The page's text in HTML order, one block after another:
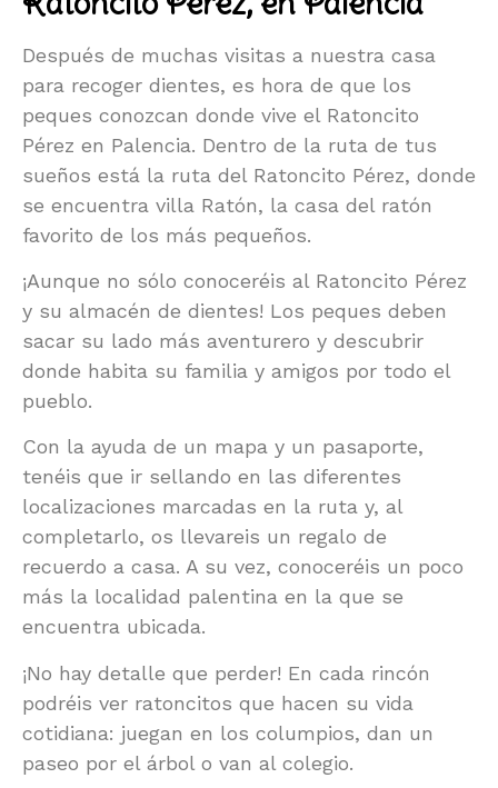
Después de muchas visitas a nuestra casa
para recoger dientes, es hora de que los
peques conozcan donde vive el Ratoncito
Pérez en Palencia. Dentro de la ruta de tus
sueños está la ruta del Ratoncito Pérez, donde
se encuentra villa Ratón, la casa del ratón
favorito de los más pequeños.
¡Aunque no sólo conoceréis al Ratoncito Pérez
y su almacén de dientes! Los peques deben
sacar su lado más aventurero y descubrir
donde habita su familia y amigos por todo el
pueblo.
Con la ayuda de un mapa y un pasaporte,
tenéis que ir sellando en las diferentes
localizaciones marcadas en la ruta y, al
completarlo, os llevareis un regalo de
recuerdo a casa. A su vez, conoceréis un poco
más la localidad palentina en la que se
encuentra ubicada.
¡No hay detalle que perder! En cada rincón
podréis ver ratoncitos que hacen su vida
cotidiana: juegan en los columpios, dan un
paseo por el árbol o van al colegio.